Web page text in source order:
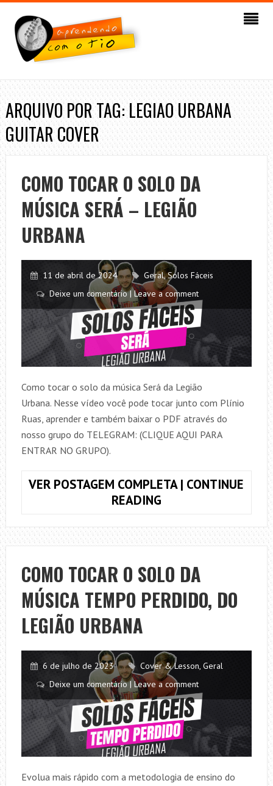
ARQUIVO POR TAG: LEGIAO URBANA
GUITAR COVER
COMO TOCAR O SOLO DA
MÚSICA SERÁ – LEGIÃO
URBANA
11 de abril de 2024 Geral,Solos Fáceis
Deixe um comentário | Leave a comment
Como tocar o solo da música Será da Legião
Urbana. Nesse vídeo você pode tocar junto com Plínio
Ruas, aprender e também baixar o PDF através do
nosso grupo do TELEGRAM: (CLIQUE AQUI PARA
ENTRAR NO GRUPO).
VER POSTAGEM COMPLETA | CONTINUE
READINGCOMO
O
SOLO
DA
MÚSICA
SERÁ
–
COMO TOCAR O SOLO DA
MÚSICA TEMPO PERDIDO, DO
LEGIÃO URBANA
6 de julho de 2023 Cover & Lesson, Geral
Deixe um comentário | Leave a comment
Evolua mais rápido com a metodologia de ensino do